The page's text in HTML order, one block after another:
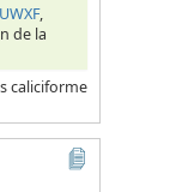
,
de la
caliciforme